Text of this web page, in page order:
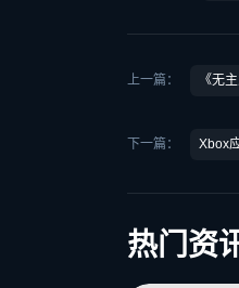
上一篇： 《无
下一篇： Xbox
热门资